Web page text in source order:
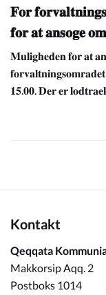
𝐅𝐨𝐫
𝐟𝐨𝐫 𝐚𝐭 𝐚𝐧𝐬𝐨𝐠𝐞
𝐌𝐮𝐥𝐢𝐠𝐡𝐞𝐝𝐞𝐧 𝐟𝐨𝐫 𝐚𝐭
𝐟𝐨𝐫𝐯𝐚𝐥𝐭𝐧𝐢𝐧𝐠𝐬𝐨𝐦𝐫𝐚𝐝𝐞𝐭
𝟏𝟓.𝟎𝟎. 𝐃𝐞𝐫 𝐞𝐫
Kontakt
Qeqqata
Makkorsip Aqq. 2
Postboks 1014